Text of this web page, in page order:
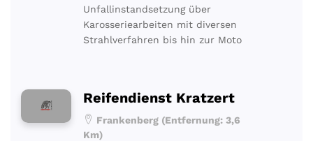
Unfallinstandsetzung über
Karosseriearbeiten mit diversen
Strahlverfahren bis hin zur Moto
Reifendienst Kratzert
Frankenberg (Entfernung: 3,6
Km)